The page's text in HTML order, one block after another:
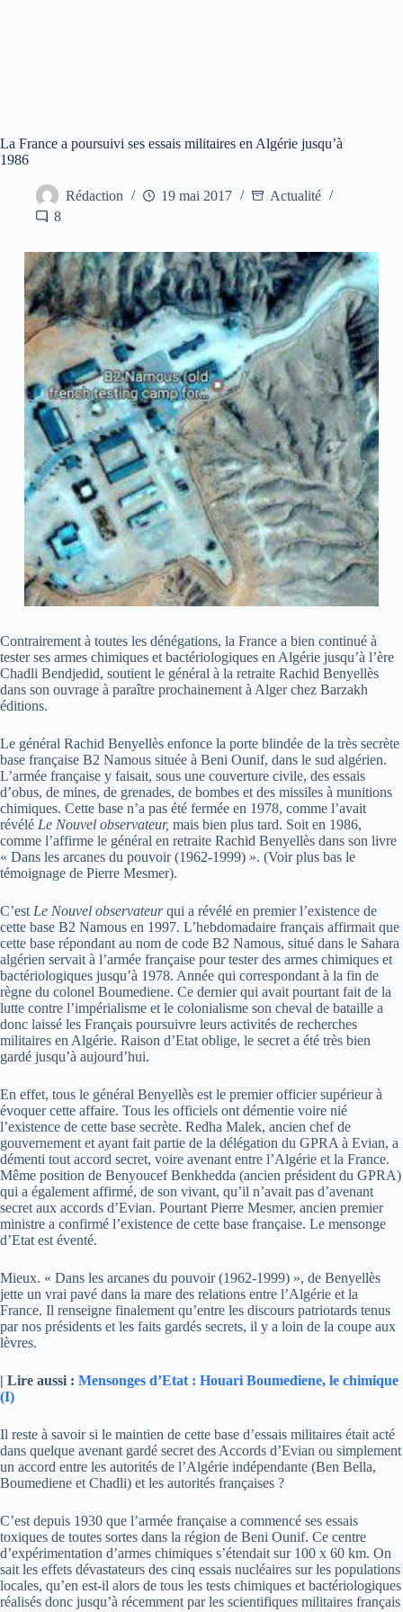
La France a poursuivi ses essais militaires en Algérie jusqu’à
1986
Rédaction 19 mai 2017
Actualité
8
Contrairement à toutes les dénégations, la France a bien continué à
tester ses armes chimiques et bactériologiques en Algérie jusqu’à l’ère
Chadli Bendjedid, soutient le général à la retraite Rachid Benyellès
dans son ouvrage à paraître prochainement à Alger chez Barzakh
éditions.
Le général Rachid Benyellès enfonce la porte blindée de la très secrète
base française B2 Namous située à Beni Ounif, dans le sud algérien.
L’armée française y faisait, sous une couverture civile, des essais
d’obus, de mines, de grenades, de bombes et des missiles à munitions
chimiques. Cette base n’a pas été fermée en 1978, comme l’avait
révélé Le Nouvel observateur, mais bien plus tard. Soit en 1986,
comme l’affirme le général en retraite Rachid Benyellès dans son livre
« Dans les arcanes du pouvoir (1962-1999) ». (Voir plus bas le
témoignage de Pierre Mesmer).
C’est Le Nouvel observateurqui a révélé en premier l’existence de
cette base B2 Namous en 1997. L’hebdomadaire français affirmait que
cette base répondant au nom de code B2 Namous, situé dans le Sahara
algérien servait à l’armée française pour tester des armes chimiques et
bactériologiques jusqu’à 1978. Année qui correspondant à la fin de
règne du colonel Boumediene. Ce dernier qui avait pourtant fait de la
lutte contre l’impérialisme et le colonialisme son cheval de bataille a
donc laissé les Français poursuivre leurs activités de recherches
militaires en Algérie. Raison d’Etat oblige, le secret a été très bien
gardé jusqu’à aujourd’hui.
En effet, tous le général Benyellès est le premier officier supérieur à
évoquer cette affaire. Tous les officiels ont démentie voire nié
l’existence de cette base secrète. Redha Malek, ancien chef de
gouvernement et ayant fait partie de la délégation du GPRA à Evian, a
démenti tout accord secret, voire avenant entre l’Algérie et la France.
Même position de Benyoucef Benkhedda (ancien président du GPRA)
qui a également affirmé, de son vivant, qu’il n’avait pas d’avenant
secret aux accords d’Evian. Pourtant Pierre Mesmer, ancien premier
ministre a confirmé l’existence de cette base française. Le mensonge
d’Etat est éventé.
Mieux. « Dans les arcanes du pouvoir (1962-1999) », de Benyellès
jette un vrai pavé dans la mare des relations entre l’Algérie et la
France. Il renseigne finalement qu’entre les discours patriotards tenus
par nos présidents et les faits gardés secrets, il y a loin de la coupe aux
lèvres.
| Lire aussi : Mensonges d’Etat : Houari Boumediene, le chimique
(I)
Il reste à savoir si le maintien de cette base d’essais militaires était acté
dans quelque avenant gardé secret des Accords d’Evian ou simplement
un accord entre les autorités de l’Algérie indépendante (Ben Bella,
Boumediene et Chadli) et les autorités françaises ?
C’est depuis 1930 que l’armée française a commencé ses essais
toxiques de toutes sortes dans la région de Beni Ounif. Ce centre
d’expérimentation d’armes chimiques s’étendait sur 100 x 60 km. On
sait les effets dévastateurs des cinq essais nucléaires sur les populations
locales, qu’en est-il alors de tous les tests chimiques et bactériologiques
réalisés donc jusqu’à récemment par les scientifiques militaires français